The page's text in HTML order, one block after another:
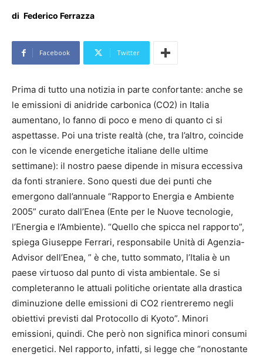
di Federico Ferrazza
Facebook Twitter
Prima di tutto una notizia in parte confortante: anche se
le emissioni di anidride carbonica (CO2) in Italia
aumentano, lo fanno di poco e meno di quanto ci si
aspettasse. Poi una triste realtà (che, tra l’altro, coincide
con le vicende energetiche italiane delle ultime
settimane): il nostro paese dipende in misura eccessiva
da fonti straniere. Sono questi due dei punti che
emergono dall’annuale “Rapporto Energia e Ambiente
2005” curato dall’Enea (Ente per le Nuove tecnologie,
l’Energia e l’Ambiente). “Quello che spicca nel rapporto”,
spiega Giuseppe Ferrari, responsabile Unità di Agenzia-
Advisor dell’Enea, ” è che, tutto sommato, l’Italia è un
paese virtuoso dal punto di vista ambientale. Se si
completeranno le attuali politiche orientate alla drastica
diminuzione delle emissioni di CO2 rientreremo negli
obiettivi previsti dal Protocollo di Kyoto”. Minori
emissioni, quindi. Che però non significa minori consumi
energetici. Nel rapporto, infatti, si legge che “nonostante